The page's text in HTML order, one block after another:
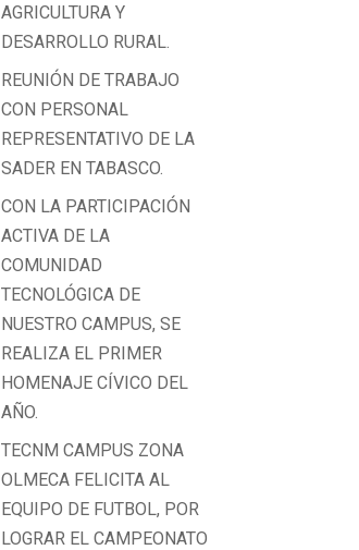
AGRICULTURA Y
DESARROLLO RURAL.
REUNIÓN DE TRABAJO
CON PERSONAL
REPRESENTATIVO DE LA
SADER EN TABASCO.
CON LA PARTICIPACIÓN
ACTIVA DE LA
COMUNIDAD
TECNOLÓGICA DE
NUESTRO CAMPUS, SE
REALIZA EL PRIMER
HOMENAJE CÍVICO DEL
AÑO.
TECNM CAMPUS ZONA
OLMECA FELICITA AL
EQUIPO DE FUTBOL, POR
LOGRAR EL CAMPEONATO